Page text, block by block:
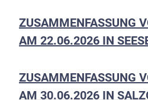
ZUSAMMENFASSUNG
AM 22.06.2026 IN
ZUSAMMENFASSUNG
AM 30.06.2026 IN